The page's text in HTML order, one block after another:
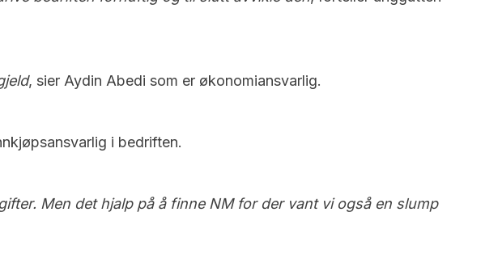
, sier Aydin Abedi som er økonomiansvarlig.
i bedriften.
Men det hjalp på å finne NM for der vant vi også en slump